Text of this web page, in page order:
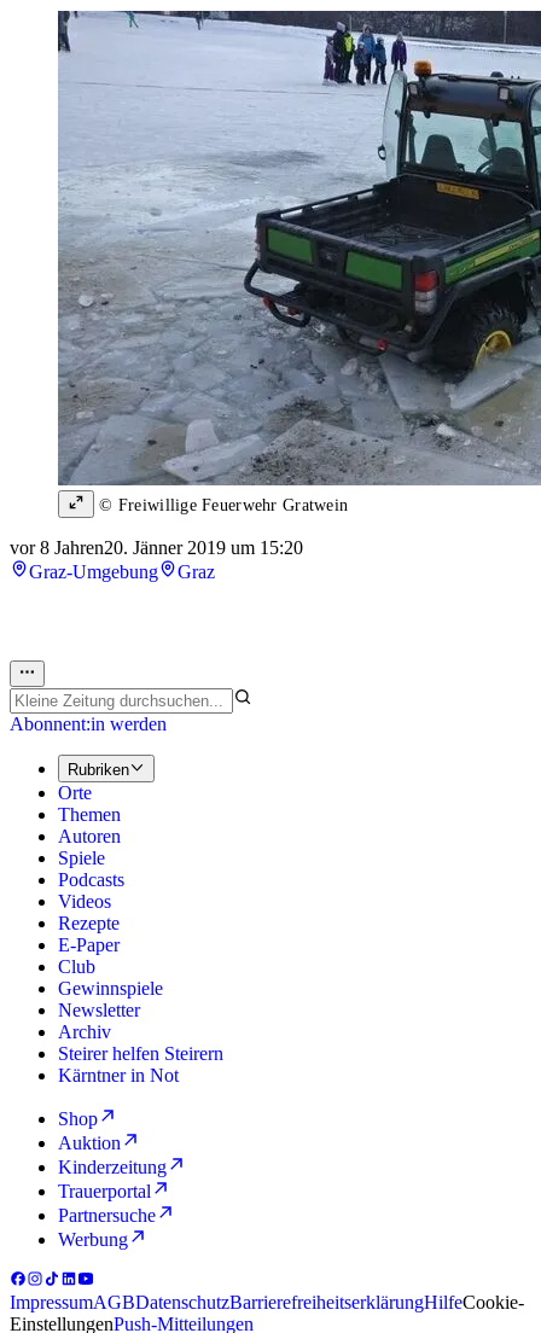
© Freiwillige Feuerwehr Gratwein
vor 8 Jahren20. Jänner 2019 um 15:20
Graz-Umgebung
Graz
Abonnent:in werden
Rubriken
Orte
Themen
Autoren
Spiele
Podcasts
Videos
Rezepte
E-Paper
Club
Gewinnspiele
Newsletter
Archiv
Steirer helfen Steirern
Kärntner in Not
Shop
Auktion
Kinderzeitung
Trauerportal
Partnersuche
Werbung
ImpressumAGBDatenschutzBarrierefreiheitserklärungHilfeCookie-
EinstellungenPush-Mitteilungen